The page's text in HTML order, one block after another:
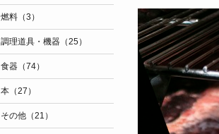
燃料（3）
調理道具・機器（25）
食器（74）
本（27）
その他（21）